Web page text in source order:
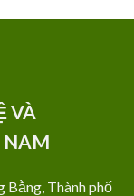
VÀ
NAM
Bằng, Thành phố